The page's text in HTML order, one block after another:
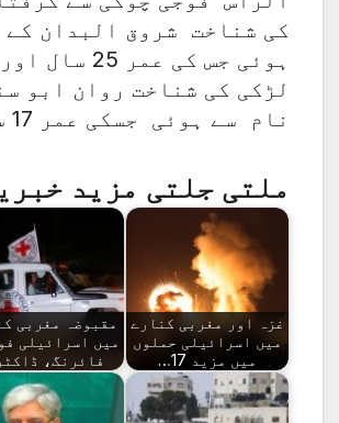
کی شناخت شروق البدان کے
ہوئی جس کی عمر
لڑکی کی شناخت روان ابو
نام سے ہوئی جسکی عمر 17 سال ہے۔
ملتی جلتی مزید
غزہ اور مغربی کنارے
میں اسرائیلی حملوں
میں مزید 17…
مقبوضہ مغربی
میں اسرائیلی
فائرنگ،